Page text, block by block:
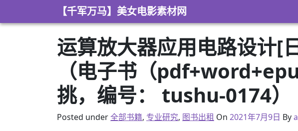
【千军万马】美女电影素材网
运算放大器应用电路设计[
（电子书（
挑，编号： tushu-0174）
Posted under全部书籍, 专业研究, 图书出租 On 2021年2月22日
2021年7月9日 By